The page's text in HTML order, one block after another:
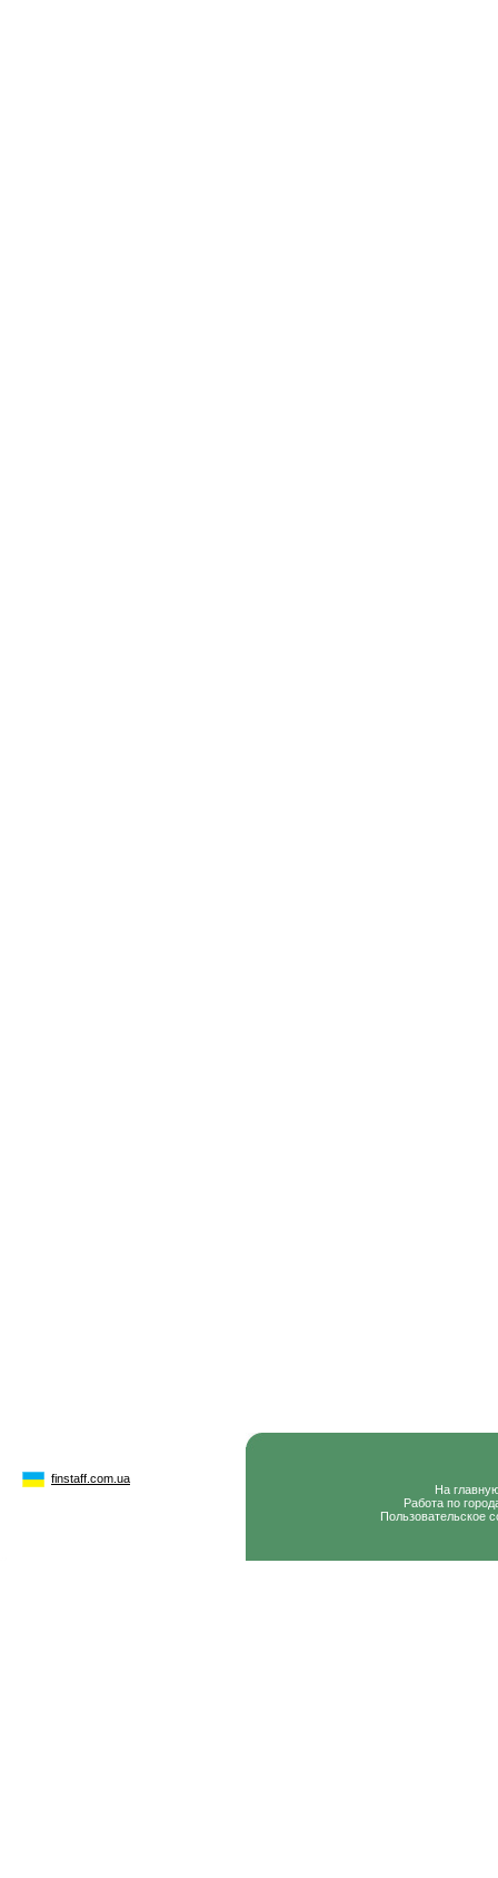
finstaff.com.ua
На
Работа по
Пользовательское